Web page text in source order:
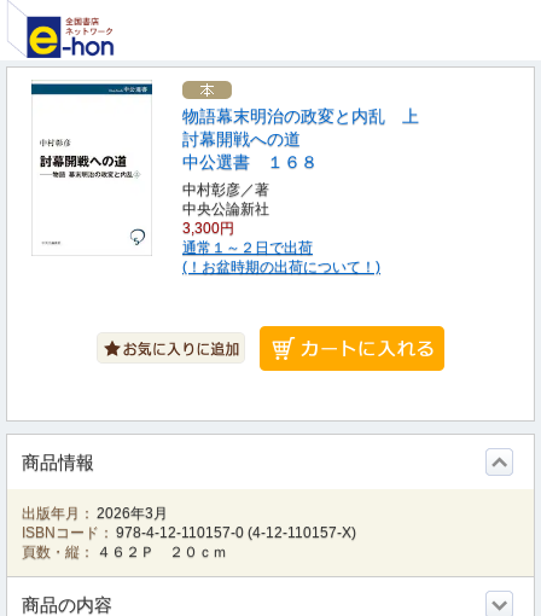
物語幕末明治の政変と内乱 上
討幕開戦への道
中公選書 １６８
中村彰彦／著
中央公論新社
3,300円
通常１～２日で出荷
(！お盆時期の出荷について！)
商品情報
出版年月： 2026年3月
ISBNコード： 978-4-12-110157-0 (4-12-110157-X)
頁数・縦：
４６２Ｐ ２０ｃｍ
商品の内容